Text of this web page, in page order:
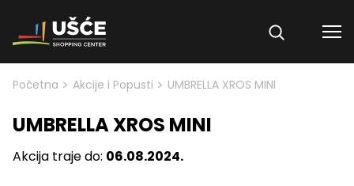
Skip to content
Početna > Akcije i Popusti > UMBRELLA XROS MINI
UMBRELLA XROS MINI
Akcija traje do: 06.08.2024.